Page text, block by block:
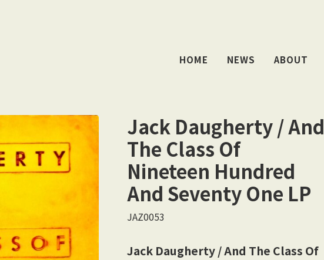
HOME NEWS ABOUT
Jack Daugherty / And
The Class Of
Nineteen Hundred
And Seventy One LP
JAZ0053
Jack Daugherty / And The Class Of